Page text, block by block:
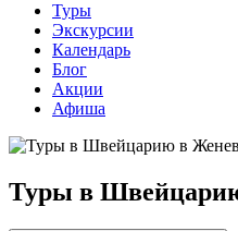
Туры
Экскурсии
Календарь
Блог
Акции
Афиша
Туры в